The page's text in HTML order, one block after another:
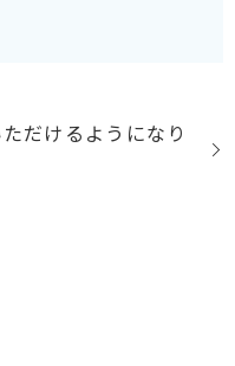
だけるようになり